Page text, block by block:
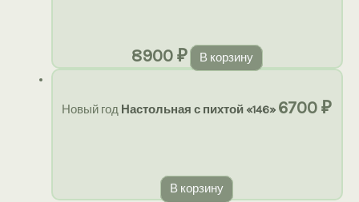
8900₽ В корзину
Новый год Настольная с пихтой «146» 6700₽
В корзину